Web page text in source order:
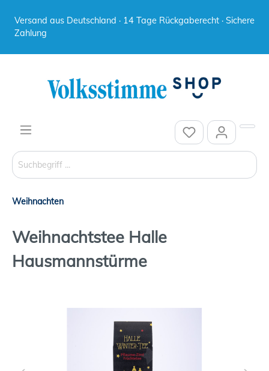
Versand aus Deutschland · 14 Tage Rückgaberecht · Sichere
Zahlung
Weihnachten
Weihnachtstee Halle
Hausmannstürme